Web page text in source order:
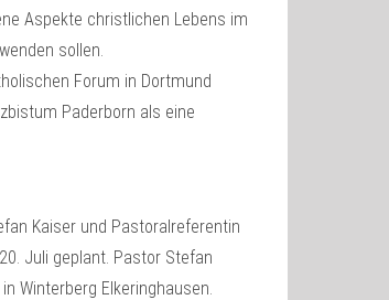
Aspekte christlichen Lebens im
sollen.
Forum in Dortmund
Paderborn als eine
Kaiser und Pastoralreferentin
Juli geplant. Pastor Stefan
Winterberg Elkeringhausen.